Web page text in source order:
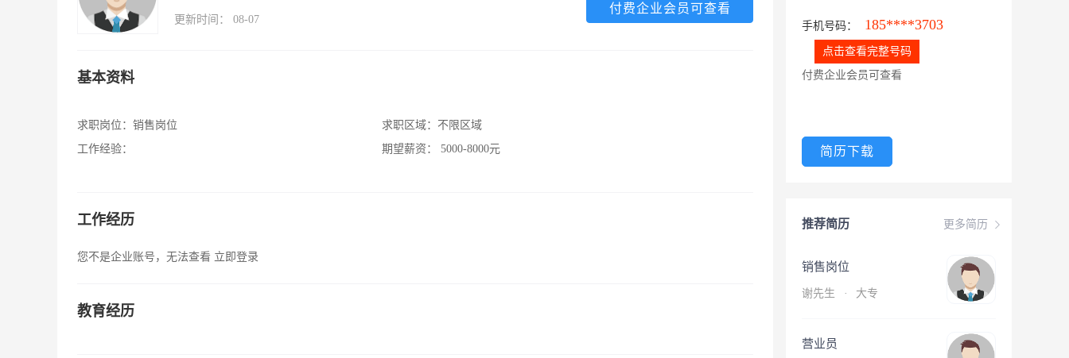
更新时间： 08-07
付费企业会员可查看
基本资料
求职岗位： 销售岗位
工作经验：
求职区域： 不限区域
期望薪资：
5000-8000元
工作经历
您不是企业账号，无法查看 立即登录
教育经历
手机号码： 185****3703
点击查看完整号码
付费企业会员可查看
简历下载
更多简历
推荐简历
销售岗位
谢先生 · 大专
营业员